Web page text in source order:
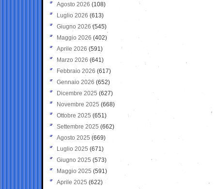
Agosto 2026 (108)
Luglio 2026 (613)
Giugno 2026 (545)
Maggio 2026 (402)
Aprile 2026 (591)
Marzo 2026 (641)
Febbraio 2026 (617)
Gennaio 2026 (652)
Dicembre 2025 (627)
Novembre 2025 (668)
Ottobre 2025 (651)
Settembre 2025 (662)
Agosto 2025 (669)
Luglio 2025 (671)
Giugno 2025 (573)
Maggio 2025 (591)
Aprile 2025 (622)